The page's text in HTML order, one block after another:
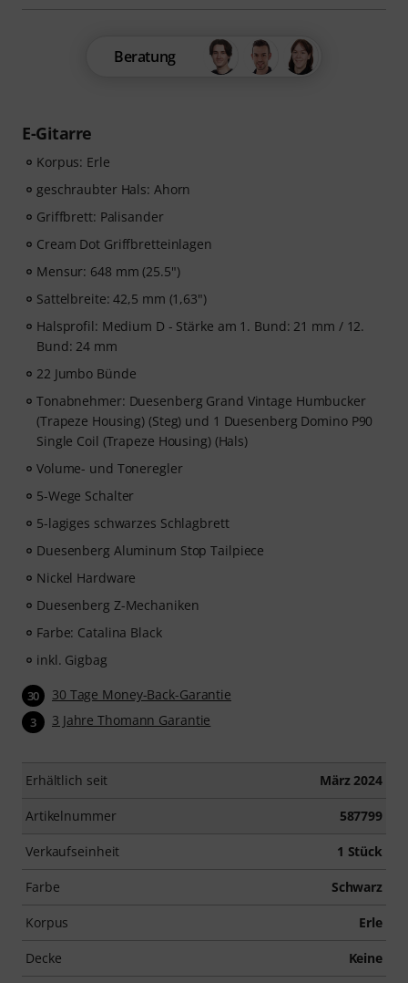
E-Gitarre
Korpus: Erle
geschraubter Hals: Ahorn
Griffbrett: Palisander
Cream Dot Griffbretteinlagen
Mensur: 648 mm (25.5")
Sattelbreite: 42,5 mm (1,63")
Halsprofil: Medium D - Stärke am 1. Bund: 21 mm / 12.
Bund: 24 mm
22 Jumbo Bünde
Tonabnehmer: Duesenberg Grand Vintage Humbucker
(Trapeze Housing) (Steg) und 1 Duesenberg Domino P90
Single Coil (Trapeze Housing) (Hals)
Volume- und Toneregler
5-Wege Schalter
5-lagiges schwarzes Schlagbrett
Duesenberg Aluminum Stop Tailpiece
Nickel Hardware
Duesenberg Z-Mechaniken
Farbe: Catalina Black
inkl. Gigbag
30 30 Tage Money-Back-Garantie
3 3 Jahre Thomann Garantie
Erhältlich seit März 2024
Artikelnummer 587799
Verkaufseinheit 1 Stück
Farbe Schwarz
Korpus Erle
Decke Keine
Beratung